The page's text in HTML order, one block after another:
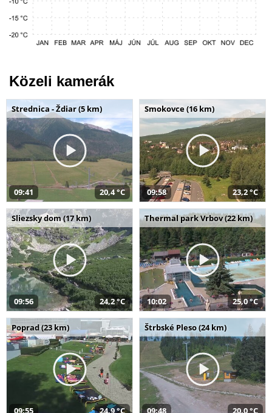
Közeli kamerák
Strednica - Ždiar (5 km)
09:41 20,4 °C
Smokovce (16 km)
09:58 23,2 °C
Sliezsky dom (17 km)
09:56 24,2 °C
Thermal park Vrbov (22 km)
10:02 25,0 °C
Poprad (23 km)
09:55 24,9 °C
Štrbské Pleso (24 km)
09:48 20,0 °C